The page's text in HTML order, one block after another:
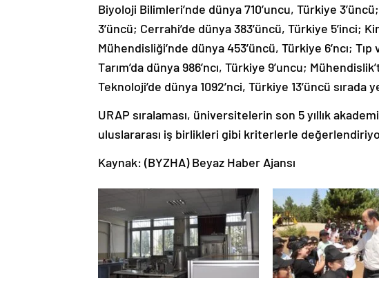
Biyoloji Bilimleri’nde dünya 710’uncu, Türkiye
3’üncü; Cerrahi’de dünya 383’üncü, Türkiye 5’inci;
Mühendisliği’nde dünya 453’üncü, Türkiye 6’ncı;
Tarım’da dünya 986’ncı, Türkiye 9’uncu;
Teknoloji’de dünya 1092’nci, Türkiye 13’üncü sırada
URAP sıralaması, üniversitelerin son 5 yıllık
uluslararası iş birlikleri gibi kriterlerle
Kaynak: (BYZHA) Beyaz Haber Ajansı